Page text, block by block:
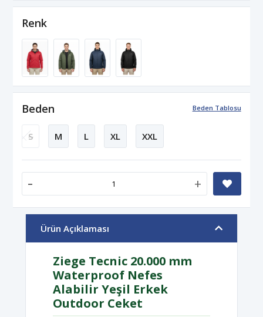
Renk
Beden Tablosu
Beden
S M L XL XXL
- +
Ürün Açıklaması
Ziege Tecnic 20.000 mm
Waterproof Nefes
Alabilir Yeşil Erkek
Outdoor Ceket